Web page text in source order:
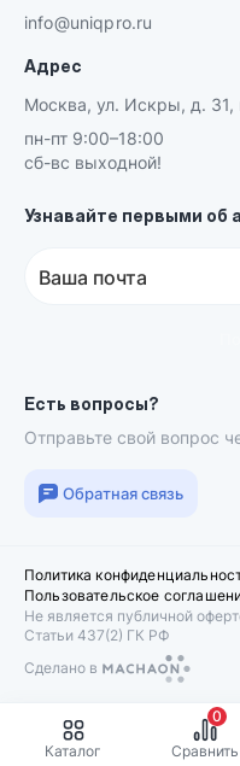
info@uniqpro.ru
Адрес
Москва, ул. Искры, д. 31,
пн-пт 9:00–18:00
сб-вс выходной!
Узнавайте первыми об
Ваша почта
Есть вопросы?
Отправьте свой вопрос
Обратная связь
Политика
Пользовательское
Не является публичной
Статьи 437(2) ГК РФ
Сделано в
Machaon
Каталог
0
Сравнить